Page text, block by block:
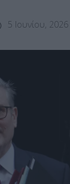
5 Ιουνίου, 2026